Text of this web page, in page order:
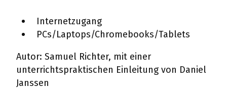
Internetzugang
PCs/Laptops/Chromebooks/Tablets
Autor: Samuel Richter, mit einer
unterrichtspraktischen Einleitung von Daniel
Janssen